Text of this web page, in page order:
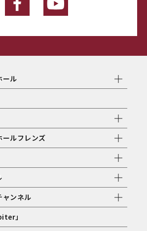
ール
ールフレンズ
ャンネル
」